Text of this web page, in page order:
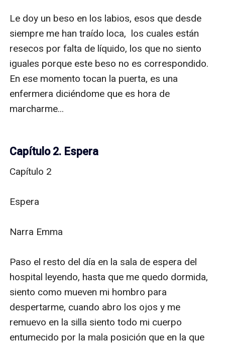
Capítulo 2. Espera
Capítulo 2
Espera
Narra Emma
Paso el resto del día en la sala de espera del
hospital leyendo, hasta que me quedo dormida,
siento como mueven mi hombro para
despertarme, cuando abro los ojos y me
remuevo en la silla siento todo mi cuerpo
entumecido por la mala posición que en la que